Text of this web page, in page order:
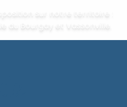
sur notre territoire :
du Bourgay et Vassonville.